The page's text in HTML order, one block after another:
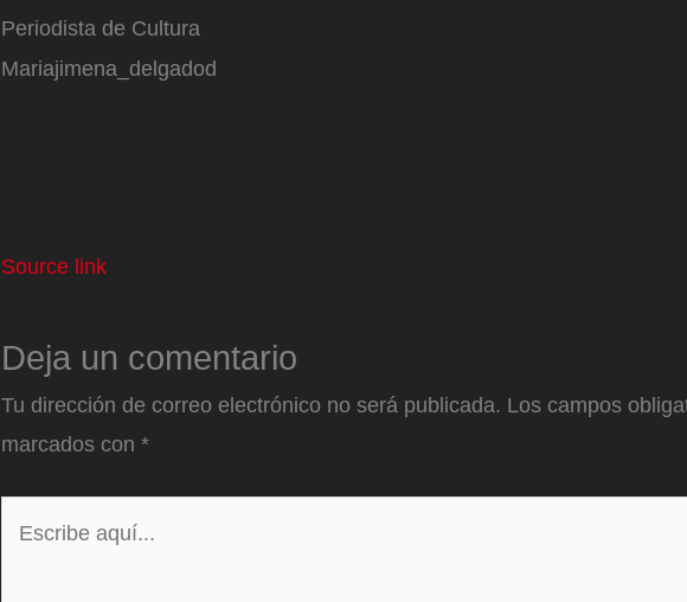
Periodista de Cultura
Mariajimena_delgadod
Source link
Deja un comentario
Tu dirección de correo electrónico no será publicada. Los campos
marcados con *